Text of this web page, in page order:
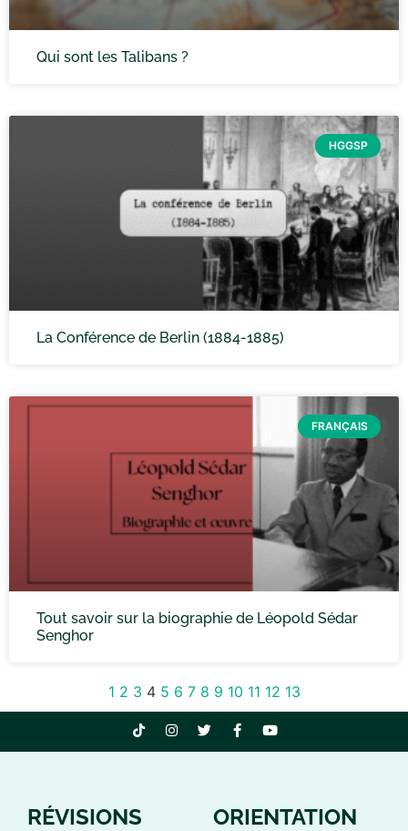
Qui sont les Talibans ?
HGGSP
La Conférence de Berlin (1884-1885)
FRANÇAIS
Tout savoir sur la biographie de Léopold Sédar
Senghor
1 2 3 4 5 6 7 8 9 10 11 12 13
RÉVISIONS ORIENTATION